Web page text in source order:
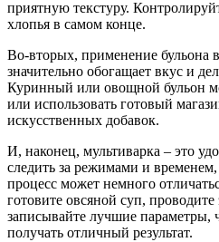
приятную текстуру.
хлопья в самом конце.
Во-вторых, применение бульона
значительно обогащает вкус и
Куринный или овощной бульон
или использовать готовый
искусственных добавок.
И, наконец, мультиварка – это
следить за режимами и
процесс может немного
готовите овсяной суп,
записывайте лучшие параметры,
получать отличный результат.